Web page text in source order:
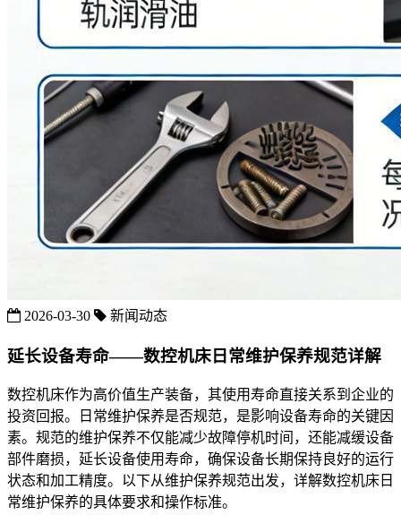
2026-03-30 新闻动态
延长设备寿命——数控机床日常维护保养规范详解
数控机床作为高价值生产装备，其使用寿命直接关系到企业的
投资回报。日常维护保养是否规范，是影响设备寿命的关键因
素。规范的维护保养不仅能减少故障停机时间，还能减缓设备
部件磨损，延长设备使用寿命，确保设备长期保持良好的运行
状态和加工精度。以下从维护保养规范出发，详解数控机床日
常维护保养的具体要求和操作标准。